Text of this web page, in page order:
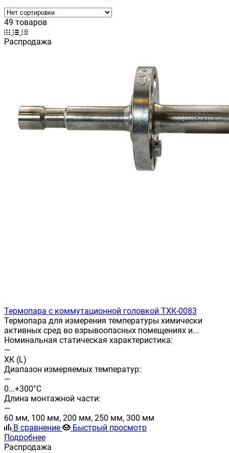
49 товаров
Распродажа
Термопара с коммутационной головкой ТХК-0083
Термопара для измерения температуры химически
актив­ных сред во взрывоопасных помещениях и...
Номинальная статическая характеристика:
—
ХК (L)
Диапазон измеряемых температур:
—
0...+300°С
Длина монтажной части:
—
60 мм, 100 мм, 200 мм, 250 мм, 300 мм
В сравнение
Быстрый просмотр
Подробнее
Распродажа